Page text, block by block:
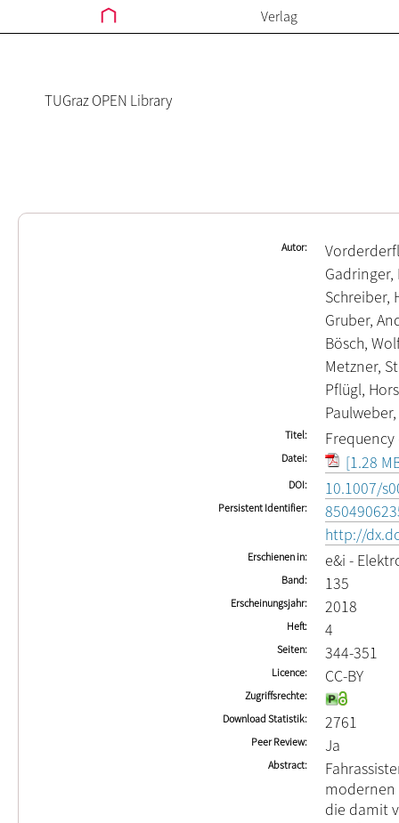
Verlag
TUGraz OPEN Library
Autor
Gadringer,
Schreiber,
Gruber,
Bösch,
Metzner,
Pflügl,
Titel
Datei [1.28
DOI 10.1007/
Persistent Identifier
http://
Erschienen in e&i -
Band 135
Erscheinungsjahr 2018
Heft 4
Seiten 344-351
Licence CC-BY
Zugriffsrechte
Download Statistik
2761
Peer Review Ja
Abstract
modernen
die damit